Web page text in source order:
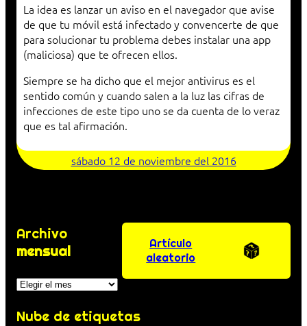
La idea es lanzar un aviso en el navegador que avise
de que tu móvil está infectado y convencerte de que
para solucionar tu problema debes instalar una app
(maliciosa) que te ofrecen ellos.
Siempre se ha dicho que el mejor antivirus es el
sentido común y cuando salen a la luz las cifras de
infecciones de este tipo uno se da cuenta de lo veraz
que es tal afirmación.
sábado 12 de noviembre del 2016
Archivo
mensual
Archivos
Artículo
aleatorio
Nube de etiquetas